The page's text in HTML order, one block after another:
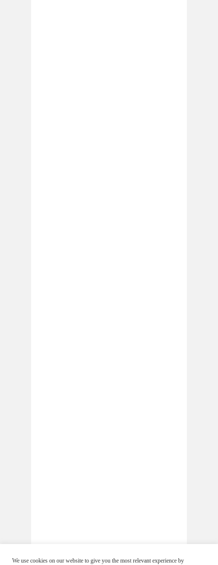
We use cookies on our website to give you the most relevant experience by